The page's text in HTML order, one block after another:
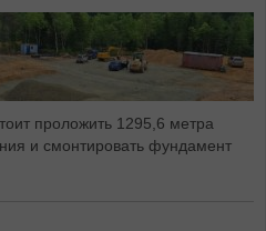
проложить 1295,6 метра
и смонтировать фундамент